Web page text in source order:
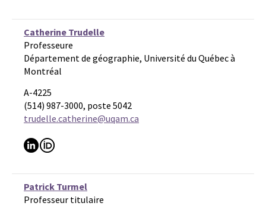
Catherine Trudelle
Professeure
Département de géographie, Université du Québec à
Montréal
A-4225
(514) 987-3000, poste 5042
trudelle.catherine@uqam.ca
Patrick Turmel
Professeur titulaire